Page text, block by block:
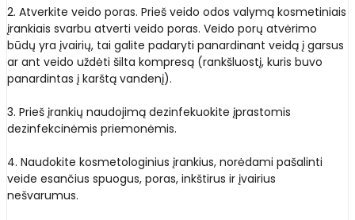
2. Atverkite veido poras. Prieš veido odos valymą kosmetiniais
įrankiais svarbu atverti veido poras. Veido porų atvėrimo
būdų yra įvairių, tai galite padaryti panardinant veidą į garsus
ar ant veido uždėti šilta kompresą (rankšluostį, kuris buvo
panardintas į karštą vandenį).
3. Prieš įrankių naudojimą dezinfekuokite įprastomis
dezinfekcinėmis priemonėmis.
4. Naudokite kosmetologinius įrankius, norėdami pašalinti
veide esančius spuogus, poras, inkštirus ir įvairius
nešvarumus.